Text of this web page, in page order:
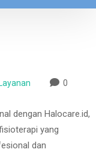
Layanan 0
dengan Halocare.id,
yang
dan